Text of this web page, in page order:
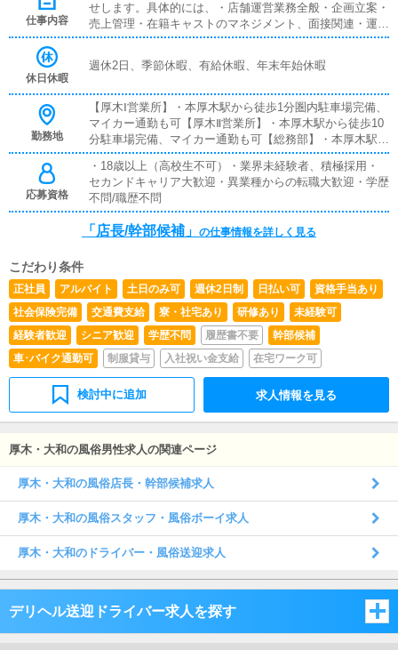
仕事内容
せします。具体的には、・店舗運営業務全般・企画立案・
売上管理・在籍キャストのマネジメント、面接関連・運営
スタッフ管理・店舗を作り上げるマネジメント業務 など
み、アイディアなどを反映し、お客様やコンパニオンさ
ます。
休日休暇
週休2日、季節休暇、有給休暇、年末年始休暇
勤務地
【厚木Ⅰ営業所】・本厚木駅から徒歩1分圏内駐車場完備、
マイカー通勤も可【厚木Ⅱ営業所】・本厚木駅から徒歩10
分駐車場完備、マイカー通勤も可【総務部】・本厚木駅か
ら徒歩5分圏内【小田原営業所】・小田原駅から徒歩3分
圏内駐車場完備、マイカー通勤も可【東横営業所】・武蔵
小杉駅から徒歩5分圏内駐車場完備、マイカー通勤も可
【池袋営業所】・池袋駅から徒歩5分圏内
応募資格
・18歳以上（高校生不可）・業界未経験者、積極採用・
セカンドキャリア大歓迎・異業種からの転職大歓迎・学歴
不問/職歴不問
「店長/幹部候補」 の仕事情報を詳しく見る
こだわり条件
正社員 アルバイト 土日のみ可 週休2日制 日払い可
資格手当あり
社会保険完備
交通費支給 寮・社宅あり 研修あり
未経験可
経験者歓迎
シニア歓迎 学歴不問 履歴書不要
幹部候補
車･バイク通勤可
制服貸与 入社祝い金支給 在宅ワーク可
検討中に追加 求人情報を見る
厚木・大和の風俗男性求人の関連ページ
厚木・大和の風俗店長・幹部候補求人
厚木・大和の風俗スタッフ・風俗ボーイ求人
厚木・大和のドライバー・風俗送迎求人
デリヘル送迎ドライバー求人を探す